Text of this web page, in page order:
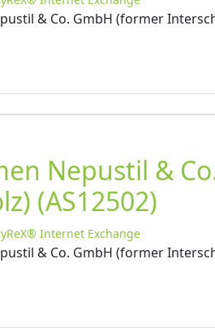
& Co. GmbH (former
Nepustil &
(AS12502)
Internet Exchange
& Co. GmbH (former